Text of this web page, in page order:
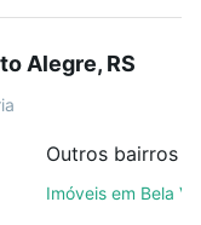
seu sonho.
conta com
te ajudando
Alegre, RS
Imóveis em Bela